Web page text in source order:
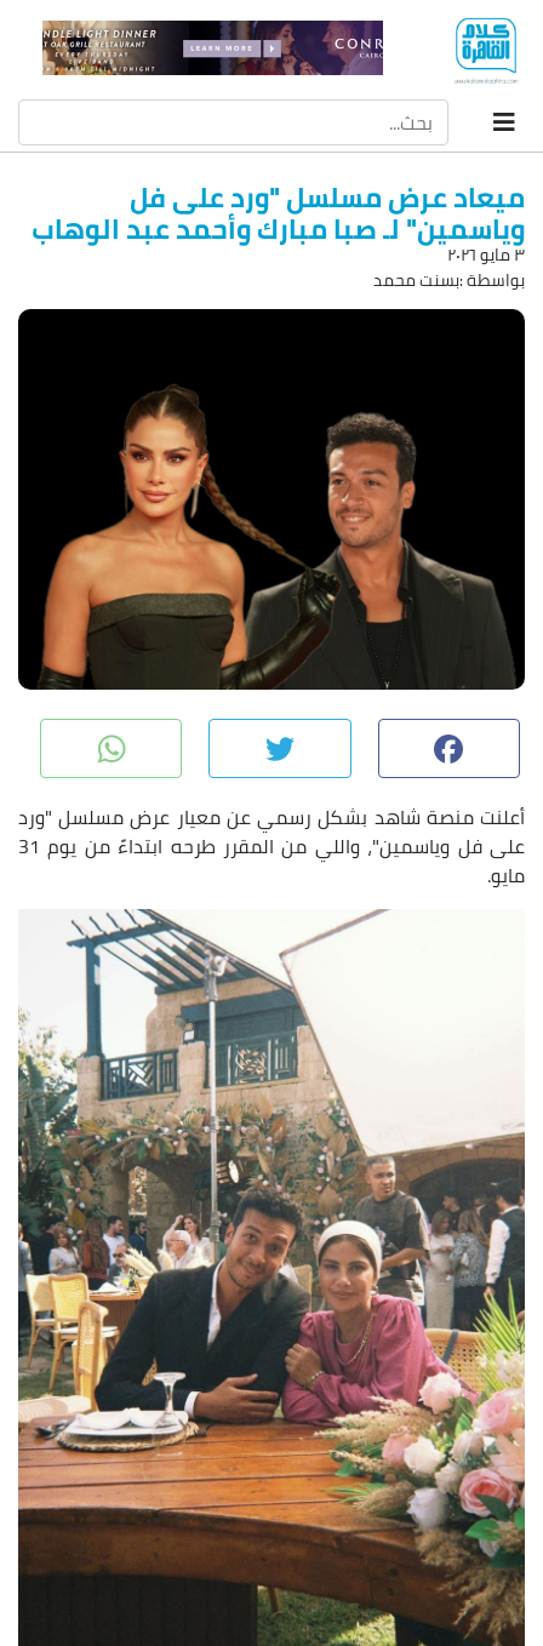
ميعاد عرض مسلسل "ورد على فل
وياسمين" لـ صبا مبارك وأحمد عبد الوهاب
۳ مايو ۲۰۲٦
بواسطة :بسنت محمد
Facebook
Twitter
أعلنت منصة شاهد بشكل رسمي عن معيار عرض مسلسل "ورد
على فل وياسمين"
، واللي من المقرر طرحه ابتداءً من يوم 31
مايو.